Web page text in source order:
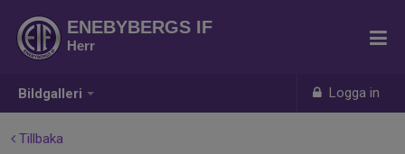
Bildgalleri Logga in
ENEBYBERGS IF
Herr
Tillbaka